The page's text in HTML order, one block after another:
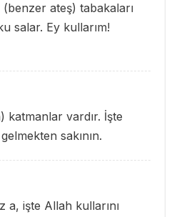
ateş) tabakaları
salar. Ey kullarım!
katmanlar vardır. İşte
sakının.
a, işte Allah kullarını